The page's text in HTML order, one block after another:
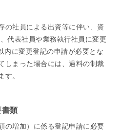
の社員による出資等に伴い、資
代表社員や業務執行社員に変更
内に変更登記の申請が必要とな
しまった場合には、過料の制裁
す。
類
の増加）に係る登記申請に必要